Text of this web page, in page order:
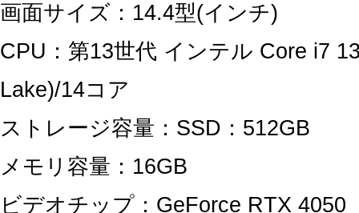
画面サイズ：14.4型(インチ)
CPU：第13世代 インテル Core i7
Lake)/14コア
ストレージ容量：SSD：512GB
メモリ容量：16GB
ビデオチップ：GeForce RTX 4050